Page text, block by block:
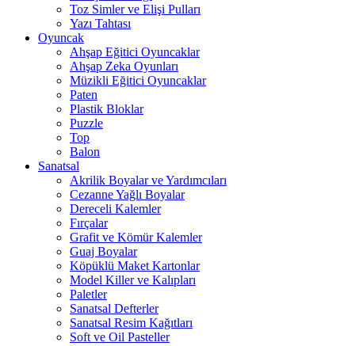
Toz Simler ve Elişi Pulları
Yazı Tahtası
Oyuncak
Ahşap Eğitici Oyuncaklar
Ahşap Zeka Oyunları
Müzikli Eğitici Oyuncaklar
Paten
Plastik Bloklar
Puzzle
Top
Balon
Sanatsal
Akrilik Boyalar ve Yardımcıları
Cezanne Yağlı Boyalar
Dereceli Kalemler
Fırçalar
Grafit ve Kömür Kalemler
Guaj Boyalar
Köpüklü Maket Kartonlar
Model Killer ve Kalıpları
Paletler
Sanatsal Defterler
Sanatsal Resim Kağıtları
Soft ve Oil Pasteller